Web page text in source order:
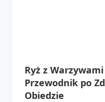
Ryż z
Przewodnik po
Obiedzie